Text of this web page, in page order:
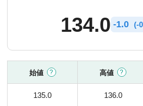
134.0 -1.0 (-
始値 高値
135.0 136.0